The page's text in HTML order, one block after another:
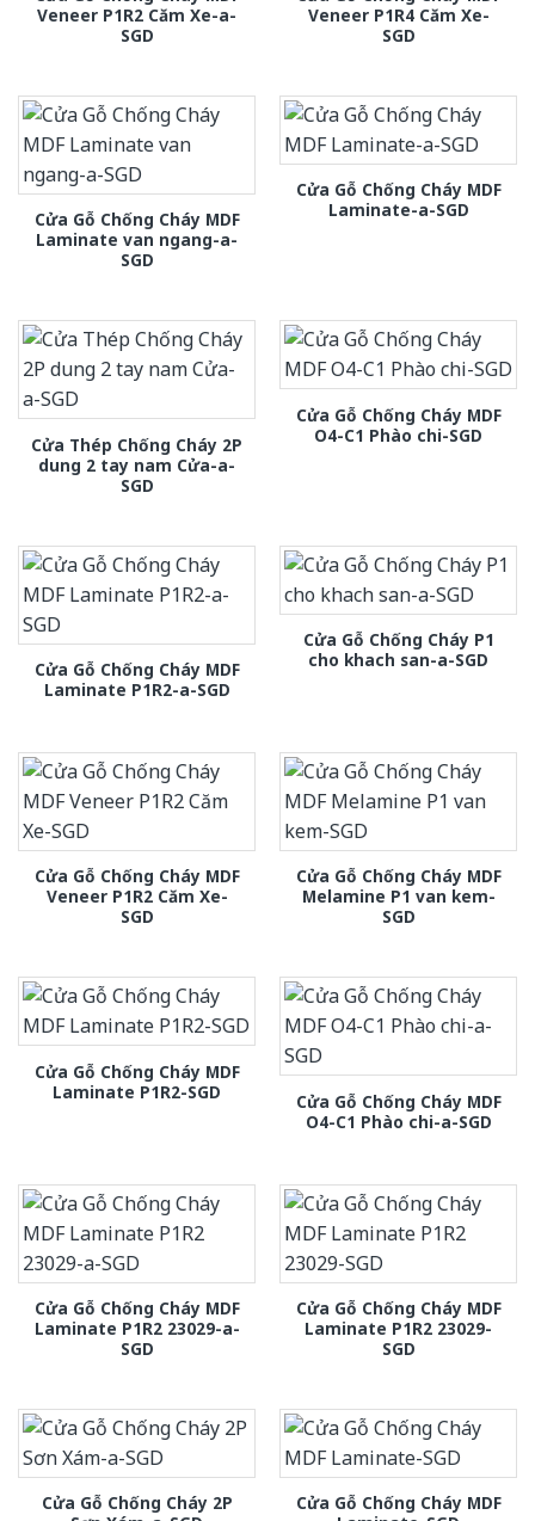
Veneer P1R2 Căm Xe-a-
SGD
Veneer P1R4 Căm Xe-
SGD
Cửa Gỗ Chống Cháy MDF
Laminate van ngang-a-
SGD
Cửa Gỗ Chống Cháy MDF
Laminate-a-SGD
Cửa Thép Chống Cháy 2P
dung 2 tay nam Cửa-a-
SGD
Cửa Gỗ Chống Cháy MDF
O4-C1 Phào chi-SGD
Cửa Gỗ Chống Cháy MDF
Laminate P1R2-a-SGD
Cửa Gỗ Chống Cháy P1
cho khach san-a-SGD
Cửa Gỗ Chống Cháy MDF
Veneer P1R2 Căm Xe-
SGD
Cửa Gỗ Chống Cháy MDF
Melamine P1 van kem-
SGD
Cửa Gỗ Chống Cháy MDF
Laminate P1R2-SGD
Cửa Gỗ Chống Cháy MDF
O4-C1 Phào chi-a-SGD
Cửa Gỗ Chống Cháy MDF
Laminate P1R2 23029-a-
SGD
Cửa Gỗ Chống Cháy MDF
Laminate P1R2 23029-
SGD
Cửa Gỗ Chống Cháy 2P
Cửa Gỗ Chống Cháy MDF